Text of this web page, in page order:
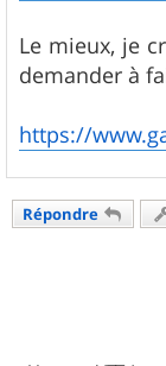
Le mieux, je
demander à
https://
Répondre